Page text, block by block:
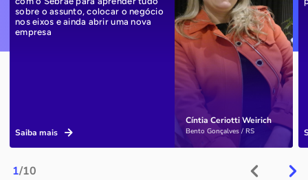
1/10
Cíntia Ceriotti Weirich
Bento Gonçalves / RS
sobre o assunto, colocar o negócio
nos eixos e ainda abrir uma nova
empresa
Saiba mais